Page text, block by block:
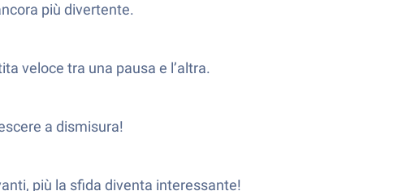
più divertente.
veloce tra una pausa e l’altra.
a dismisura!
più la sfida diventa interessante!